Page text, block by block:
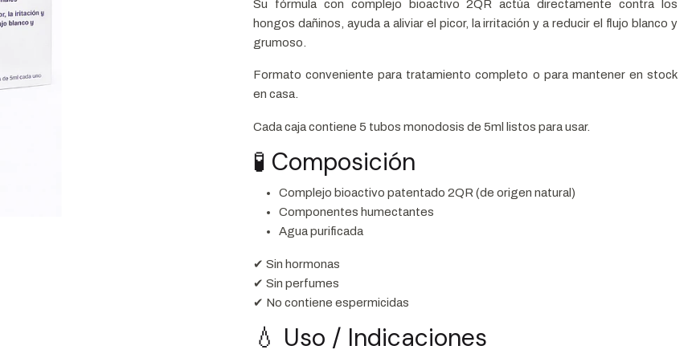
Su fórmula con complejo bioactivo 2QR actúa directamente contra los
hongos dañinos, ayuda a aliviar el picor, la irritación y a reducir el flujo blanco y
grumoso.
Formato conveniente para tratamiento completo o para mantener en stock
en casa.
Cada caja contiene 5 tubos monodosis de 5ml listos para usar.
🧪 Composición
Complejo bioactivo patentado 2QR (de origen natural)
Componentes humectantes
Agua purificada
✔ Sin hormonas
✔ Sin perfumes
✔ No contiene espermicidas
💧 Uso / Indicaciones